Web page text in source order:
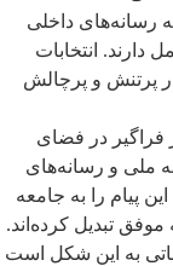
رسانه‌های داخلی
دارند. انتخابات
پرتنش و پرچالش
فراگیر در فضای
ملی و رسانه‌های
پیام را به جامعه
موفق تبدیل کرده‌اند.
به این شکل است